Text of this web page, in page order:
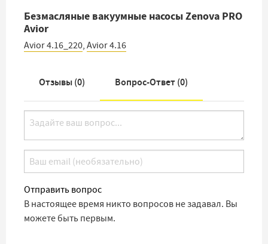
Безмасляные вакуумные насосы Zenova PRO
Avior
Avior 4.16_220, Avior 4.16
Отзывы (0) Вопрос-Ответ (0)
Отправить вопрос
В настоящее время никто вопросов не задавал. Вы
можете быть первым.